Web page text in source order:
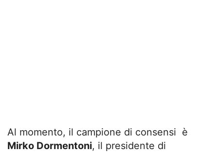
Al momento, il campione di consensi è
Mirko Dormentoni, il presidente di